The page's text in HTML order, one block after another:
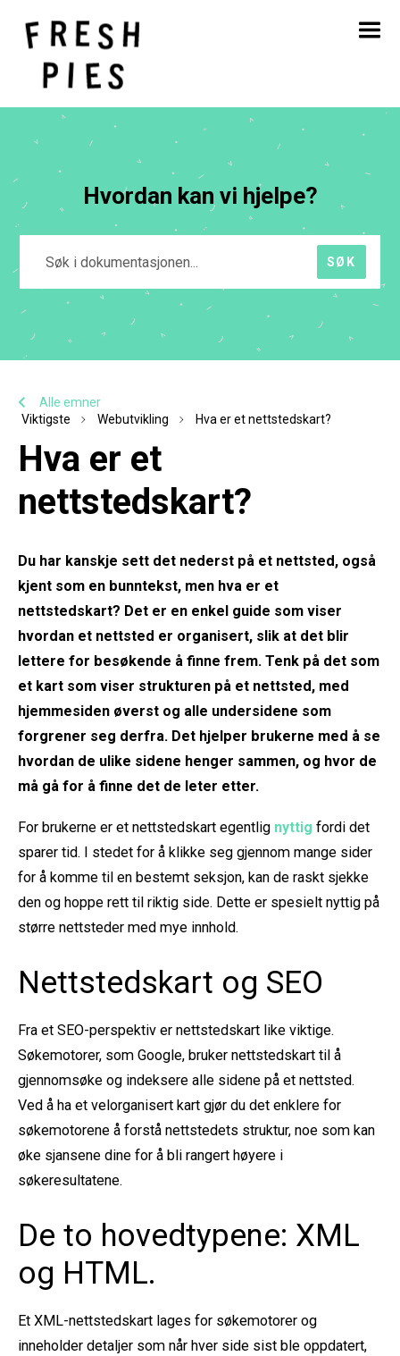
Hjem
Om
Vårt arbeid
Hvordan kan vi hjelpe?
SØK
Alle emner
Viktigste
Webutvikling Hva er et nettstedskart?
Hva er et
nettstedskart?
Du har kanskje sett det nederst på et nettsted, også
kjent som en bunntekst, men hva er et
nettstedskart? Det er en enkel guide som viser
hvordan et nettsted er organisert, slik at det blir
lettere for besøkende å finne frem. Tenk på det som
et kart som viser strukturen på et nettsted, med
hjemmesiden øverst og alle undersidene som
forgrener seg derfra. Det hjelper brukerne med å se
hvordan de ulike sidene henger sammen, og hvor de
må gå for å finne det de leter etter.
For brukerne er et nettstedskart egentlig nyttig fordi det
sparer tid. I stedet for å klikke seg gjennom mange sider
for å komme til en bestemt seksjon, kan de raskt sjekke
den og hoppe rett til riktig side. Dette er spesielt nyttig på
større nettsteder med mye innhold.
Nettstedskart og SEO
Fra et SEO-perspektiv er nettstedskart like viktige.
Søkemotorer, som Google, bruker nettstedskart til å
gjennomsøke og indeksere alle sidene på et nettsted.
Ved å ha et velorganisert kart gjør du det enklere for
søkemotorene å forstå nettstedets struktur, noe som kan
øke sjansene dine for å bli rangert høyere i
søkeresultatene.
De to hovedtypene: XML
og HTML.
Et XML-nettstedskart lages for søkemotorer og
inneholder detaljer som når hver side sist ble oppdatert,